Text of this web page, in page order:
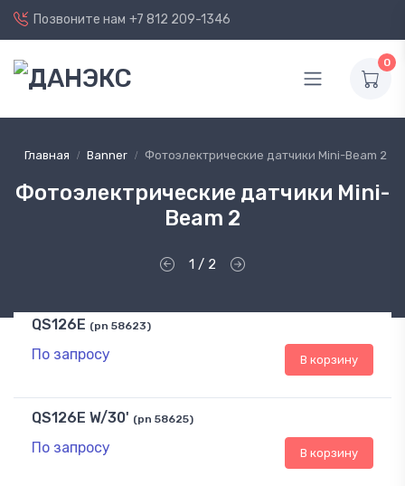
Позвоните нам +7 812 209-1346
0
Главная Banner Фотоэлектрические датчики Mini-Beam 2
Фотоэлектрические датчики Mini-
Beam 2
1 / 2
QS126E (pn 58623)
По запросу В корзину
QS126E W/30' (pn 58625)
По запросу В корзину